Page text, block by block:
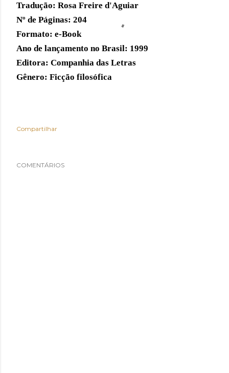
Tradução: Rosa Freire d'Aguiar
Nº de Páginas: 204
Formato: e-Book
Ano de lançamento no Brasil: 1999
Editora: Companhia das Letras
Gênero: Ficção filosófica
Compartilhar
COMENTÁRIOS